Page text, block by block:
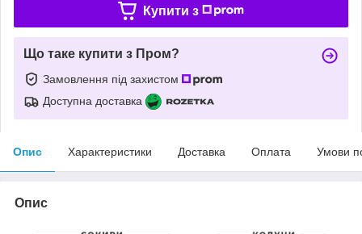
Купити з
Що таке купити з Пром?
Замовлення під захистом
Доступна доставка
Опис Характеристики Доставка Оплата Умови
Опис